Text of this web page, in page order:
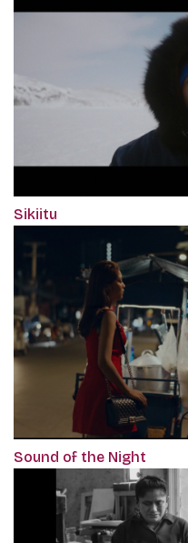
Sikiitu
Sound of the Night